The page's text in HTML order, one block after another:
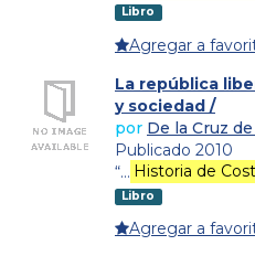
Libro
Agregar a
La república
y sociedad /
por De la Cruz
Publicado 2010
“… Historia de
Libro
Agregar a